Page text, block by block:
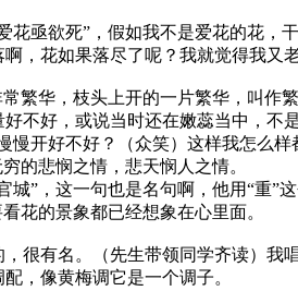
花亟欲死”，假如我不是爱花的花，
，花如果落尽了呢？我就觉得我又
繁华，枝头上开的一片繁华，叫
不好，或说当时还在嫩蕊当中，
慢开好不好？（众笑）这样我怎么
的悲悯之情，悲天悯人之情。
城”，这一句也是名句啊，他用“重”
花的景象都已经想象在心里面。
很有名。（先生带领同学齐读）
，像黄梅调它是一个调子。